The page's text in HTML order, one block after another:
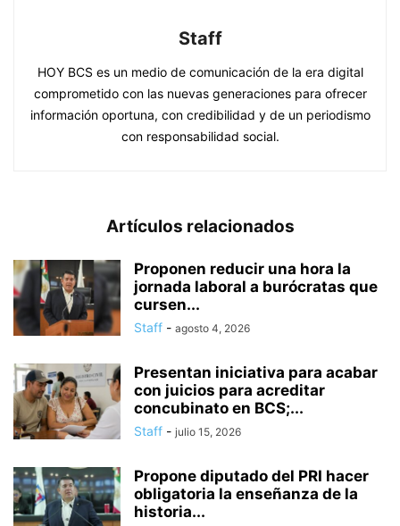
Staff
HOY BCS es un medio de comunicación de la era digital
comprometido con las nuevas generaciones para ofrecer
información oportuna, con credibilidad y de un periodismo
con responsabilidad social.
Artículos relacionados
Proponen reducir una hora la
jornada laboral a burócratas que
cursen...
Staff - agosto 4, 2026
Presentan iniciativa para acabar
con juicios para acreditar
concubinato en BCS;...
Staff - julio 15, 2026
Propone diputado del PRI hacer
obligatoria la enseñanza de la
historia...